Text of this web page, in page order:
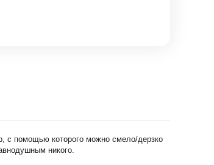
с помощью которого можно смело/дерзко
никого.